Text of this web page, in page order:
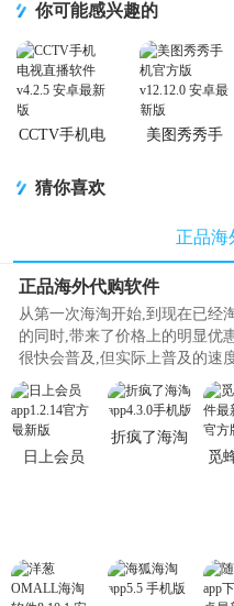
你可能感兴趣的
CCTV手机电
美图秀秀手
猜你喜欢
正品海
正品海外代购软件
从第一次海淘开始,到现在已经
的同时,带来了价格上的明显优
很快会普及,但实际上普及的速
有那么多不会自己海淘,..
日上会员
折疯了海淘
觅